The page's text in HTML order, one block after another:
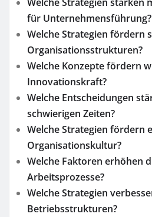
für Unternehmensführung?
Welche Strategien fördern
Organisationsstrukturen?
Welche Konzepte fördern
Innovationskraft?
Welche Entscheidungen
schwierigen Zeiten?
Welche Strategien fördern
Organisationskultur?
Welche Faktoren erhöhen
Arbeitsprozesse?
Welche Strategien
Betriebsstrukturen?